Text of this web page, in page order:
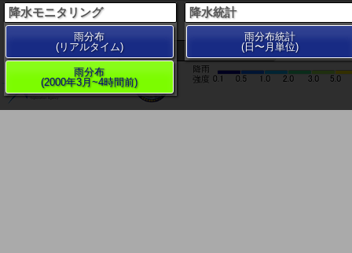
降水モニタリング
雨分布
(リアルタイム)
雨分布
(2000年3月~4時間前)
降水統計
雨分布統計
(日〜月単位)